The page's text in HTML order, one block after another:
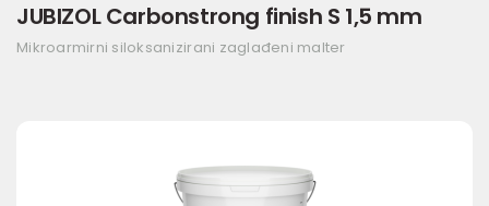
JUBIZOL Carbonstrong finish S 1,5 mm
Mikroarmirni siloksanizirani zaglađeni malter